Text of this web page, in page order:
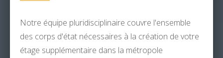
Notre équipe pluridisciplinaire couvre l'ensemble
des corps d'état nécessaires à la création de votre
étage supplémentaire dans la métropole